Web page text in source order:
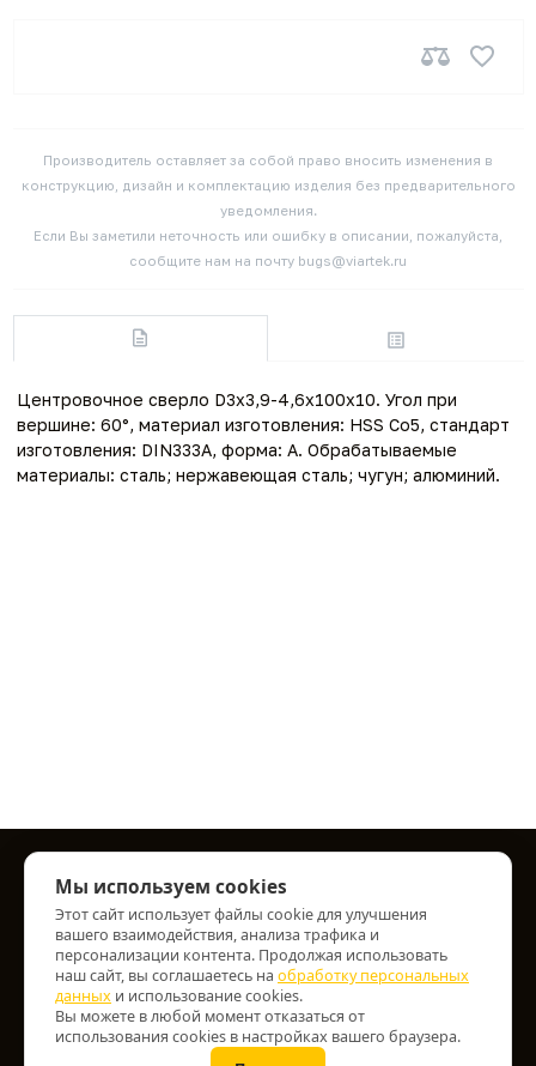
Производитель оставляет за собой право вносить изменения в
конструкцию, дизайн и комплектацию изделия без предварительного
уведомления.
Если Вы заметили неточность или ошибку в описании, пожалуйста,
сообщите нам на почту bugs@viartek.ru
Центровочное сверло D3x3,9-4,6x100x10. Угол при
вершине: 60°, материал изготовления: HSS Co5, стандарт
изготовления: DIN333A, форма: A. Обрабатываемые
материалы: сталь; нержавеющая сталь; чугун; алюминий.
Информация
О нас
Информация о доставке
Персональные данные
Условия соглашения
Лазерная маркировка
Мы используем cookies
Этот сайт использует файлы cookie для улучшения
вашего взаимодействия, анализа трафика и
персонализации контента. Продолжая использовать
наш сайт, вы соглашаетесь на обработку персональных
данных и использование cookies.
Вы можете в любой момент отказаться от
использования cookies в настройках вашего браузера.